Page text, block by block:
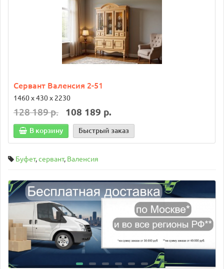
Сервант Валенсия 2-51
1460 х 430 х 2230
128 189 р. 108 189 р.
В корзину Быстрый заказ
Буфет,сервант, Валенсия